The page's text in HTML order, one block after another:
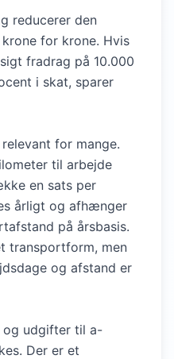
reducerer den
for krone. Hvis
fradrag på 10.000
i skat, sparer
for mange.
til arbejde
en sats per
årligt og afhænger
på årsbasis.
transportform, men
og afstand er
og udgifter til a-
Der er et